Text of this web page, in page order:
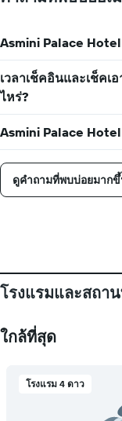
1
ดง
ราคา
เฉลี่ย
ของ
วัน
ของ
สัปดาห์
แผนภูมิ
มี
แกน
X
1
แกน
แสดง
วัน
1
แแส
ดง
ของ
Asmini Palace
เวลาเช็คอินและเช็ค
ไหร่?
Asmini Palace
ดูคำถามที่พบบ่อยมาก
โรงแรมและสถา
ใกล้ที่สุด
โรงแรม 4 ดาว